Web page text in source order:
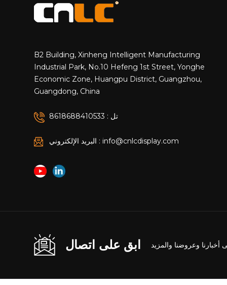
B2 Building, Xinheng Intelligent Manufacturing
Industrial Park, No.10 Hefeng 1st Street, Yonghe
Economic Zone, Huangpu District, Guangzhou,
Guangdong, China
تل : 8618688410533
البريد الإلكتروني : info@cnlcdisplay.com
ابق على اتصال